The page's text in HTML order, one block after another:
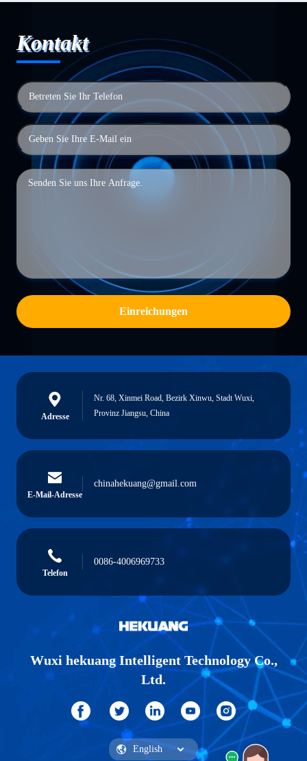
Kontakt
Einreichungen
Adresse
Nr. 68, Xinmei Road, Bezirk Xinwu, Stadt Wuxi,
Provinz Jiangsu, China
E-Mail-Adresse
chinahekuang@gmail.com
Telefon
0086-4006969733
Wuxi hekuang Intelligent Technology Co.,
Ltd.